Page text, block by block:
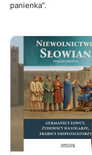
panienka”.